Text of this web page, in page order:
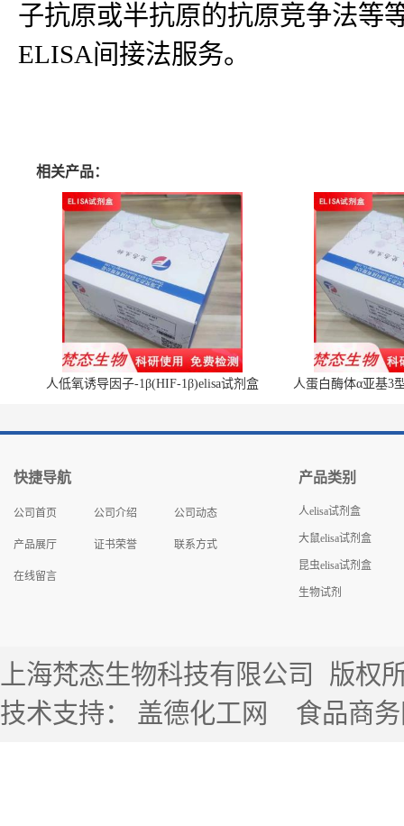
子抗原或半抗原的抗原竞争法等
ELISA间接法服务。
相关产品：
人低氧诱导因子-1β(HIF-1β)elisa试剂盒 人蛋白酶体α亚基3
快捷导航
公司首页 公司介绍 公司动态
产品展厅 证书荣誉 联系方式
在线留言
产品类别
人elisa试剂盒
大鼠elisa试剂盒
昆虫elisa试剂盒
生物试剂
上海梵态生物科技有限公司
版权
技术支持： 盖德化工网 食品商